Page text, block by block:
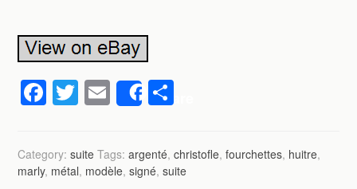
F
a
c
e
T
wi
tt
er
E
m
ail
Share
ta
g
Category:suite Tags:argenté,christofle,fourchettes, huitre,
marly, métal, modèle,signé,suite